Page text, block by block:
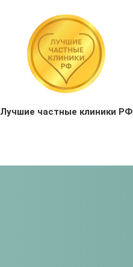
Лучшие частные клиники РФ